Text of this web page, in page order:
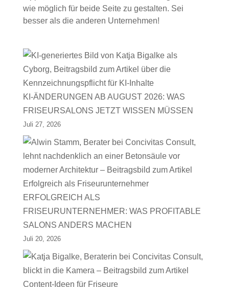
wie möglich für beide Seite zu gestalten. Sei
besser als die anderen Unternehmen!
KI-ÄNDERUNGEN AB AUGUST 2026: WAS
FRISEURSALONS JETZT WISSEN MÜSSEN
Juli 27, 2026
ERFOLGREICH ALS
FRISEURUNTERNEHMER: WAS PROFITABLE
SALONS ANDERS MACHEN
Juli 20, 2026